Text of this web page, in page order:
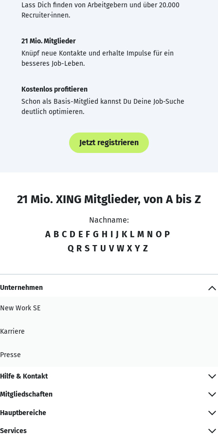
Lass Dich finden von Arbeitgebern und über 20.000
Recruiter·innen.
21 Mio. Mitglieder
Knüpf neue Kontakte und erhalte Impulse für ein
besseres Job-Leben.
Kostenlos profitieren
Schon als Basis-Mitglied kannst Du Deine Job-Suche
deutlich optimieren.
Jetzt registrieren
21 Mio. XING Mitglieder, von A bis Z
Nachname:
A B C D E F G H I J K L M N O P
Q R S T U V W X Y Z
Unternehmen
New Work SE
Karriere
Presse
Hilfe & Kontakt
Mitgliedschaften
Hauptbereiche
Services